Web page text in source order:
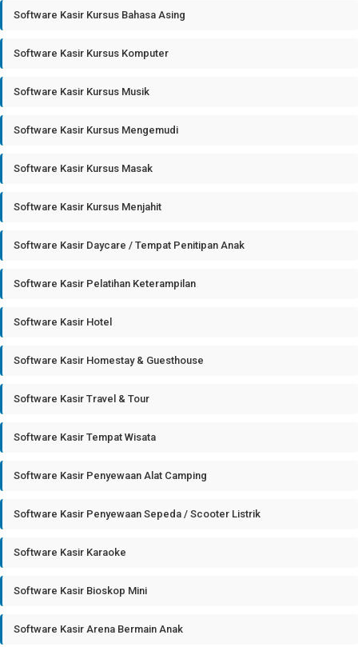
Software Kasir Kursus Bahasa Asing
Software Kasir Kursus Komputer
Software Kasir Kursus Musik
Software Kasir Kursus Mengemudi
Software Kasir Kursus Masak
Software Kasir Kursus Menjahit
Software Kasir Daycare / Tempat Penitipan Anak
Software Kasir Pelatihan Keterampilan
Software Kasir Hotel
Software Kasir Homestay & Guesthouse
Software Kasir Travel & Tour
Software Kasir Tempat Wisata
Software Kasir Penyewaan Alat Camping
Software Kasir Penyewaan Sepeda / Scooter Listrik
Software Kasir Karaoke
Software Kasir Bioskop Mini
Software Kasir Arena Bermain Anak